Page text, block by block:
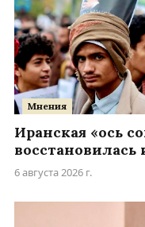
Мнения
Иранская «ось
восстановилась
6 августа 2026 г.